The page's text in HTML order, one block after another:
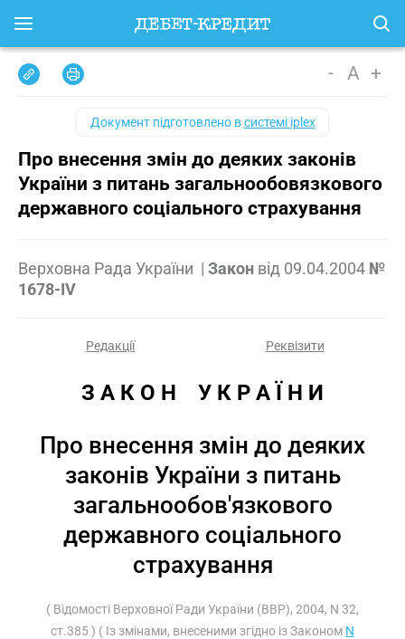
- A +
Документ підготовлено всистемі iplex
Про внесення змін до деяких законів
України з питань загальнообовязкового
державного соціального страхування
Верховна Рада України | Закон від 09.04.2004 №
1678-IV
Редакції Реквізити
З А К О Н    У К Р А Ї Н И
Про внесення змін до деяких
законів України з питань
загальнообов'язкового
державного соціального
страхування
( Відомості Верховної Ради України (ВВР), 2004, N 32,
ст.385 ) ( Із змінами, внесеними згідно із Законом N